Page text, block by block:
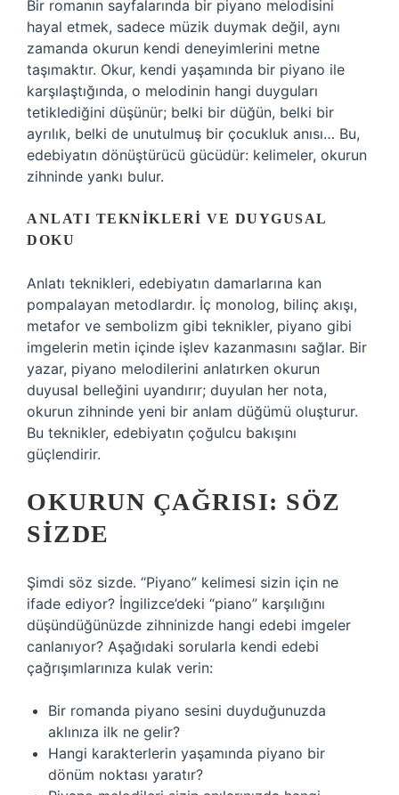
Bir romanın sayfalarında bir piyano melodisini
hayal etmek, sadece müzik duymak değil, aynı
zamanda okurun kendi deneyimlerini metne
taşımaktır. Okur, kendi yaşamında bir piyano ile
karşılaştığında, o melodinin hangi duyguları
tetiklediğini düşünür; belki bir düğün, belki bir
ayrılık, belki de unutulmuş bir çocukluk anısı… Bu,
edebiyatın dönüştürücü gücüdür: kelimeler, okurun
zihninde yankı bulur.
ANLATI TEKNIKLERI VE DUYGUSAL
DOKU
Anlatı teknikleri, edebiyatın damarlarına kan
pompalayan metodlardır. İç monolog, bilinç akışı,
metafor ve sembolizm gibi teknikler, piyano gibi
imgelerin metin içinde işlev kazanmasını sağlar. Bir
yazar, piyano melodilerini anlatırken okurun
duyusal belleğini uyandırır; duyulan her nota,
okurun zihninde yeni bir anlam düğümü oluşturur.
Bu teknikler, edebiyatın çoğulcu bakışını
güçlendirir.
OKURUN ÇAĞRISI: SÖZ
SIZDE
Şimdi söz sizde. “Piyano” kelimesi sizin için ne
ifade ediyor? İngilizce’deki “piano” karşılığını
düşündüğünüzde zihninizde hangi edebi imgeler
canlanıyor? Aşağıdaki sorularla kendi edebi
çağrışımlarınıza kulak verin:
Bir romanda piyano sesini duyduğunuzda
aklınıza ilk ne gelir?
Hangi karakterlerin yaşamında piyano bir
dönüm noktası yaratır?